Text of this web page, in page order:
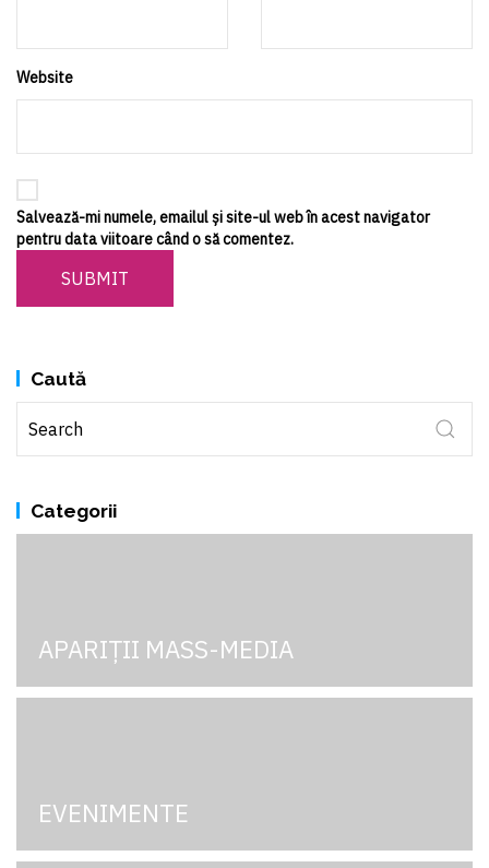
Website
Salvează-mi numele, emailul și site-ul web în acest navigator
pentru data viitoare când o să comentez.
SUBMIT
Caută
Categorii
APARIȚII MASS-MEDIA
EVENIMENTE